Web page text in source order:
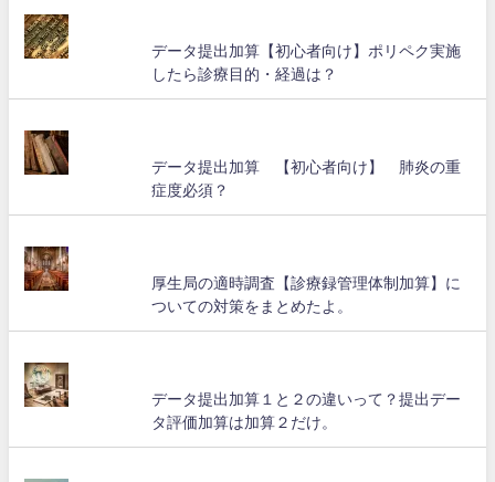
データ提出加算【初心者向け】ポリペク実施
したら診療目的・経過は？
データ提出加算 【初心者向け】 肺炎の重
症度必須？
厚生局の適時調査【診療録管理体制加算】に
ついての対策をまとめたよ。
データ提出加算１と２の違いって？提出デー
タ評価加算は加算２だけ。